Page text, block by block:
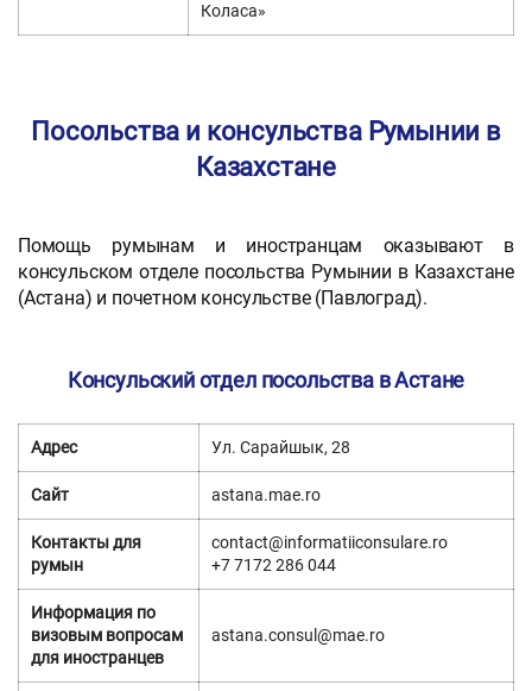
Коласа»
Посольства и консульства Румынии в
Казахстане
Помощь румынам и иностранцам оказывают в
консульском отделе посольства Румынии в Казахстане
(Астана) и почетном консульстве (Павлоград).
Консульский отдел посольства в Астане
Адрес Ул. Сарайшык, 28
Сайт astana.mae.ro
Контакты для
румын
contact@informatiiconsulare.ro
+7 7172 286 044
Информация по
визовым вопросам
для иностранцев
astana.consul@mae.ro